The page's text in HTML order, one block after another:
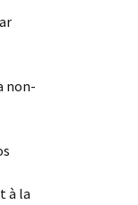
non-
à la